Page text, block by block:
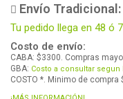
Envío Tradicional:
Tu pedido llega en 48 ó
Costo de envío:
CABA: $3300. Compras
GBA: Costo a consultar segun
COSTO *. Minimo de compra